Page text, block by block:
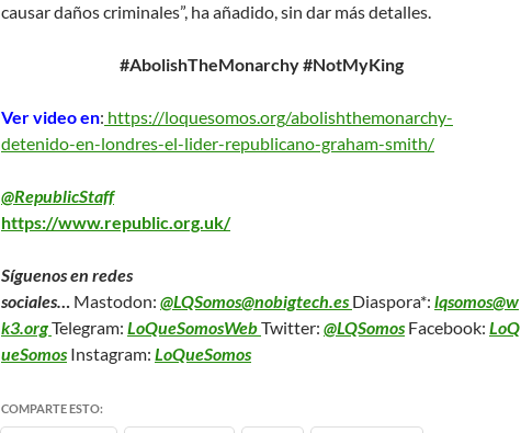
causar daños criminales”, ha añadido, sin dar más detalles.
#AbolishTheMonarchy #NotMyKing
Ver video en: https://loquesomos.org/abolishthemonarchy-
detenido-en-londres-el-lider-republicano-graham-smith/
@RepublicStaff
https://www.republic.org.uk/
Síguenos en redes
sociales… Mastodon: @LQSomos@nobigtech.es Diaspora*: lqsomos@w
k3.orgTelegram: LoQueSomosWebTwitter: @LQSomos Facebook: LoQ
ueSomos Instagram: LoQueSomos
COMPARTE ESTO: